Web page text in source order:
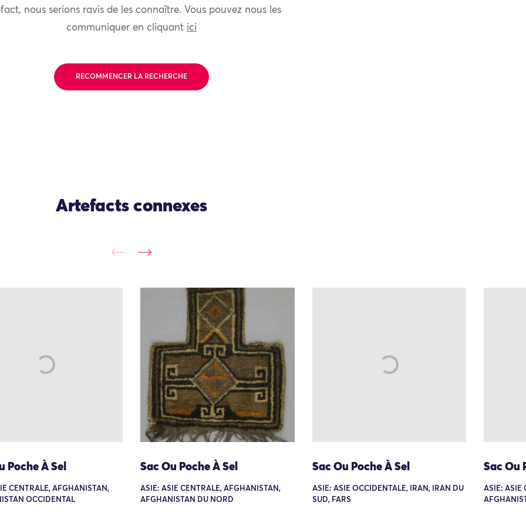
nous serions ravis de les connaître. Vous pouvez nous les
communiquer en cliquant ici
RECOMMENCER LA RECHERCHE
Artefacts connexes
Poche À Sel
CENTRALE, AFGHANISTAN,
OCCIDENTAL
Sac Ou Poche À Sel
ASIE: ASIE CENTRALE, AFGHANISTAN,
AFGHANISTAN DU NORD
Sac Ou Poche À Sel
ASIE: ASIE OCCIDENTALE, IRAN, IRAN DU
SUD, FARS
Sac Ou
ASIE: ASIE